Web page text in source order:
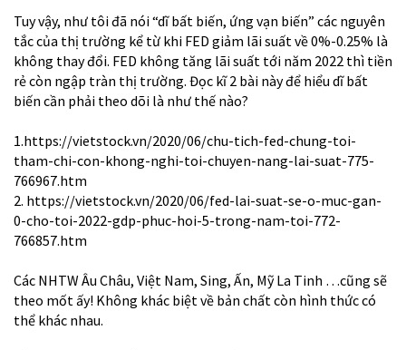
Tuy vậy, như tôi đã nói “dĩ bất biến, ứng vạn biến” các nguyên
tắc của thị trường kể từ khi FED giảm lãi suất về 0%-0.25% là
không thay đổi. FED không tăng lãi suất tới năm 2022 thì tiền
rẻ còn ngập tràn thị trường. Đọc kĩ 2 bài này để hiểu dĩ bất
biến cần phải theo dõi là như thế nào?
1.https://vietstock.vn/2020/06/chu-tich-fed-chung-toi-
tham-chi-con-khong-nghi-toi-chuyen-nang-lai-suat-775-
766967.htm
2. https://vietstock.vn/2020/06/fed-lai-suat-se-o-muc-gan-
0-cho-toi-2022-gdp-phuc-hoi-5-trong-nam-toi-772-
766857.htm
Các NHTW Âu Châu, Việt Nam, Sing, Ấn, Mỹ La Tinh …cũng sẽ
theo mốt ấy! Không khác biệt về bản chất còn hình thức có
thể khác nhau.